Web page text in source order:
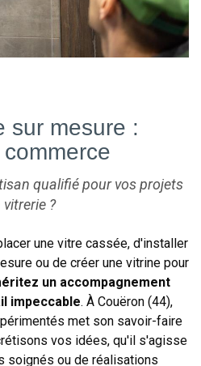
sur mesure :
qualifié pour vos projets
vitrerie ?
une vitre cassée, d'installer
ou de créer une vitrine pour
un accompagnement
impeccable. À Couëron (44),
met son savoir-faire
vos idées, qu'il s'agisse
soignés ou de réalisations